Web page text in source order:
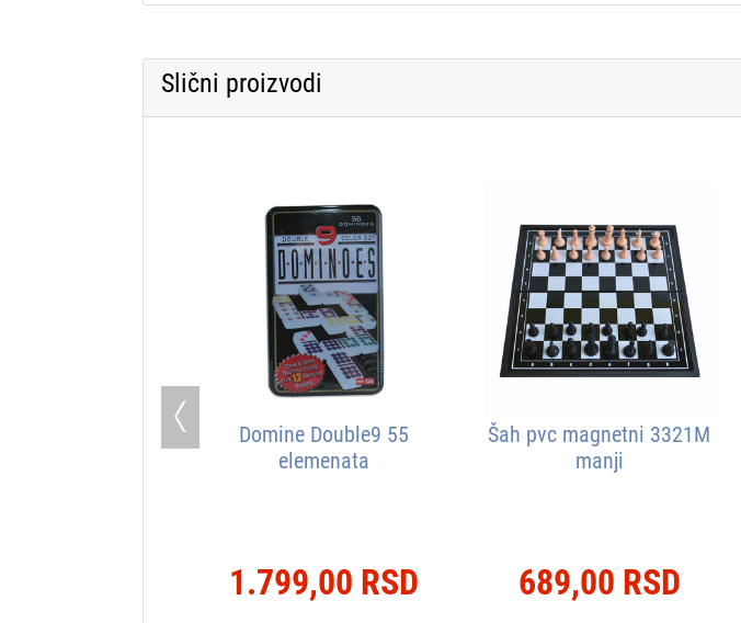
Slični proizvodi
Domine Double9 55
elemenata
1.799,00 RSD
Šah pvc magnetni 3321M
manji
689,00 RSD
Previous